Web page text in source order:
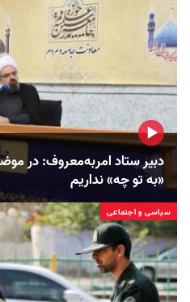
دبیر ستاد امربه‌معروف: در
«به تو چه» نداریم
سیاسی و اجتماعی